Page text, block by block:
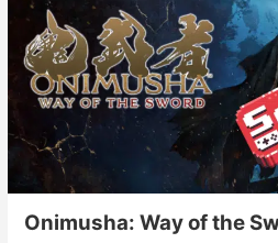
Tests et previews
Tests de jeux
Tests d’accessoires
Autres tests
Onimusha: Way of the